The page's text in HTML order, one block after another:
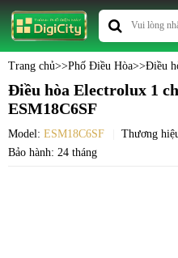
Trang chủ>>Phố Điều Hòa>>Điều
Điều hòa Electrolux 1
ESM18C6SF
Model: ESM18C6SF Thương
Bảo hành: 24 tháng